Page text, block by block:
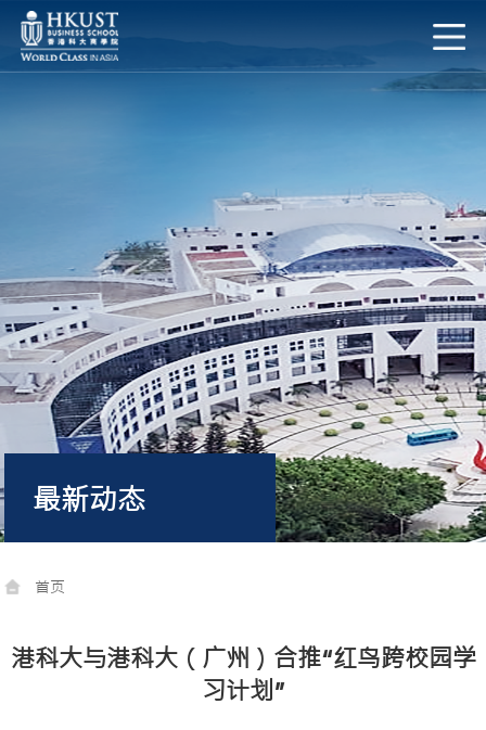
跳转到主要内容
最新动态
首页
港科大与港科大（广州）合推“红鸟跨校园学
习计划”